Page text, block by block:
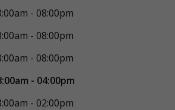
- 08:00pm
- 08:00pm
- 08:00pm
- 04:00pm
- 02:00pm